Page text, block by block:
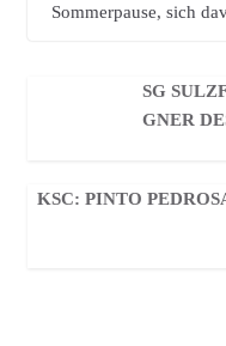
Sommerpause, sich
SG
NER
KSC: PINTO